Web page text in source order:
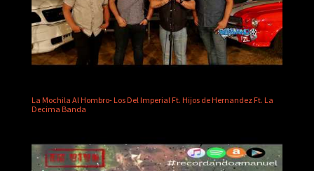
La Mochila Al Hombro- Los Del Imperial Ft. Hijos de Hernandez Ft. La
Decima Banda